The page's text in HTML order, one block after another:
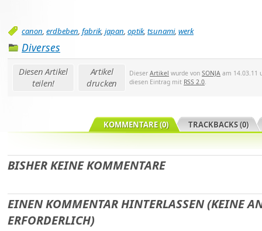
canon, erdbeben, fabrik, japan, optik, tsunami, werk
Diverses
Diesen Artikel
teilen!
Artikel
drucken
Dieser Artikel wurde von SONJA am 14.03.11
diesen Eintrag mit RSS 2.0
TRACKBACKS (0)
KOMMENTARE (0)
BISHER KEINE KOMMENTARE
EINEN KOMMENTAR HINTERLASSEN (KEINE
ERFORDERLICH)